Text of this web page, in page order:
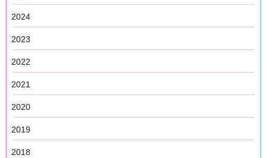
2024
2023
2022
2021
2020
2019
2018